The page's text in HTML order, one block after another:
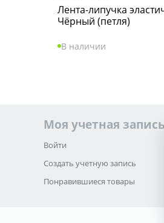
Лента-липучка
Чёрный (петля)
В наличии
Моя учетная запись
Войти
Создать учетную запись
Понравившиеся товары